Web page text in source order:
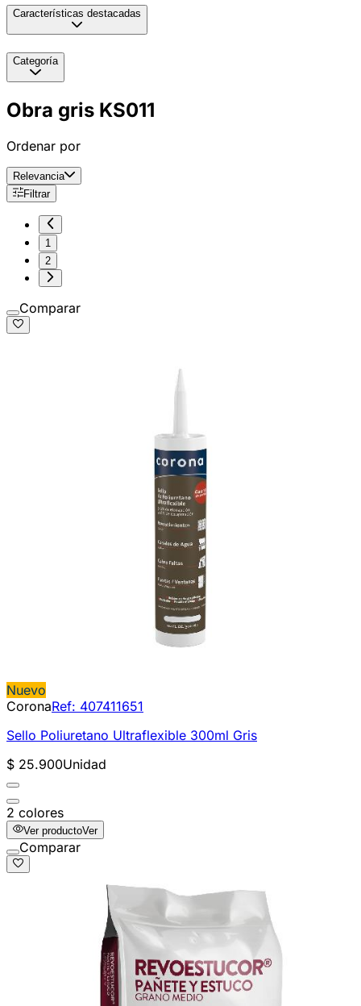
Características destacadas
Categoría
Obra gris KS011
Ordenar por
Relevancia
Filtrar
1
2
Comparar
Nuevo
CoronaRef: 407411651
Sello Poliuretano Ultraflexible 300ml Gris
$ 25.900Unidad
2 colores
Ver productoVer
Comparar